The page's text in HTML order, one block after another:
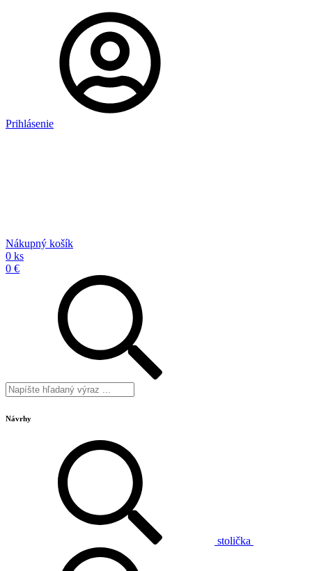
Prihlásenie
Nákupný košík
0 ks
0 €
Návrhy
stolička